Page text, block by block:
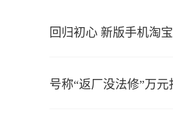
回归初心 新版手机淘
号称“返厂没法修”万元